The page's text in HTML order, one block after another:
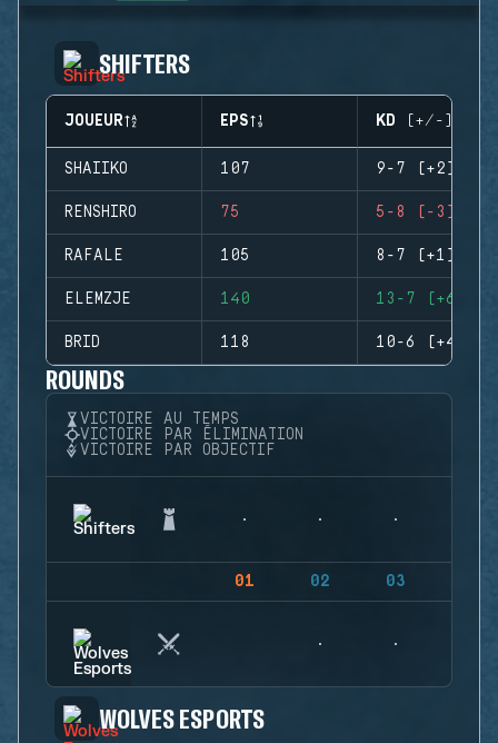
SHIFTERS
JOUEUR EPS KD (+/-)
SHAIIKO 107 9-7 (+2)
RENSHIRO 75 5-8 (-3)
RAFALE 105 8-7 (+1)
ELEMZJE 140 13-7 (+6)
BRID 118 10-6 (+4)
ROUNDS
VICTOIRE AU TEMPS
VICTOIRE PAR ÉLIMINATION
VICTOIRE PAR OBJECTIF
01 02 03
WOLVES ESPORTS